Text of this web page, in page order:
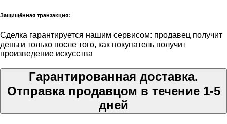
Защищённая транзакция:
Сделка гарантируется нашим сервисом: продавец получит
деньги только после того, как покупатель получит
произведение искусства
Гарантированная доставка.
Отправка продавцом в течение 1-5
дней